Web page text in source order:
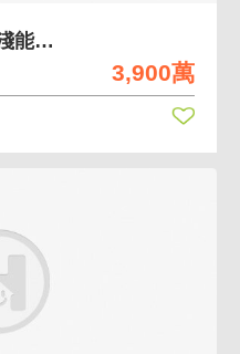
3,900萬
北環站高容積素地 未來淺能爆發性